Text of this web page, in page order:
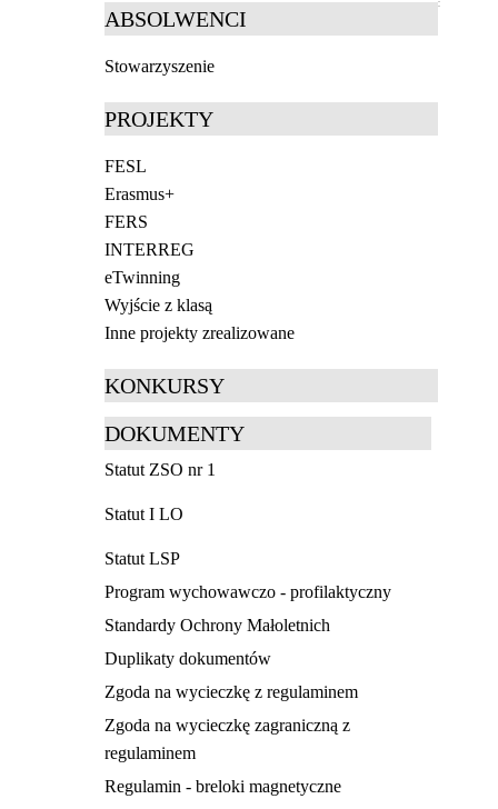
ABSOLWENCI
Stowarzyszenie
PROJEKTY
FESL
Erasmus+
FERS
INTERREG
eTwinning
Wyjście z klasą
Inne projekty zrealizowane
KONKURSY
DOKUMENTY
Statut ZSO nr 1
Statut I LO
Statut LSP
Program wychowawczo - profilaktyczny
Standardy Ochrony Małoletnich
Duplikaty dokumentów
Zgoda na wycieczkę z regulaminem
Zgoda na wycieczkę zagraniczną z
regulaminem
Regulamin - breloki magnetyczne